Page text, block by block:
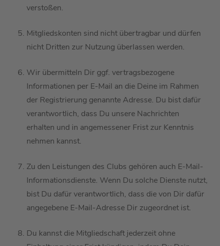
verstoßen.
Mitgliedskonten sind nicht übertragbar und dürfen
nicht Dritten zur Nutzung überlassen werden.
Wir übermitteln Dir ggf. vertragsbezogene
Informationen per E-Mail an die Deine im Rahmen
der Registrierung genannte Adresse. Du bist dafür
verantwortlich, dass Du unsere Nachrichten
erhalten und in angemessener Frist zur Kenntnis
nehmen kannst.
Zu den Leistungen des Clubs gehören auch E-Mail-
Informationsdienste. Wenn Du solche Dienste nutzt,
bist Du dafür verantwortlich, dass die von Dir dafür
angegebene E-Mail-Adresse Dir zugeordnet ist.
Du kannst die Mitgliedschaft jederzeit ohne